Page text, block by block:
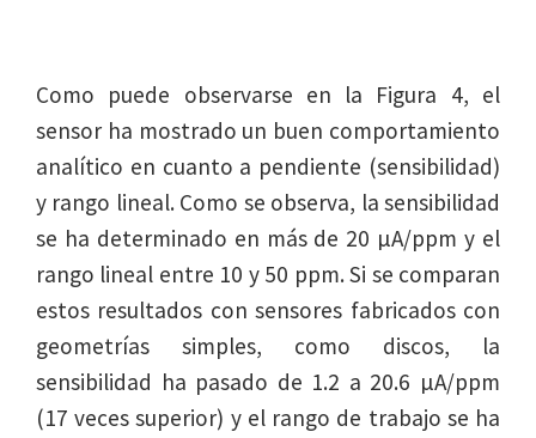
Como puede observarse en la Figura 4, el
sensor ha mostrado un buen comportamiento
analítico en cuanto a pendiente (sensibilidad)
y rango lineal. Como se observa, la sensibilidad
se ha determinado en más de 20 µA/ppm y el
rango lineal entre 10 y 50 ppm. Si se comparan
estos resultados con sensores fabricados con
geometrías simples, como discos, la
sensibilidad ha pasado de 1.2 a 20.6 µA/ppm
(17 veces superior) y el rango de trabajo se ha